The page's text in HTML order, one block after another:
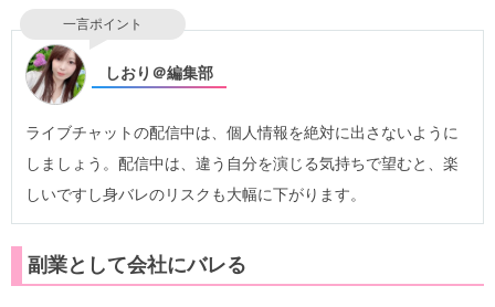
一言ポイント
しおり＠編集部
ライブチャットの配信中は、個人情報を絶対に出さないように
しましょう。配信中は、違う自分を演じる気持ちで望むと、楽
しいですし身バレのリスクも大幅に下がります。
副業として会社にバレる